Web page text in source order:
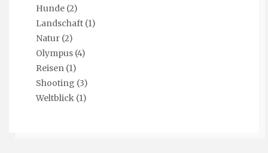
Hunde (2)
Landschaft (1)
Natur (2)
Olympus (4)
Reisen (1)
Shooting (3)
Weltblick (1)